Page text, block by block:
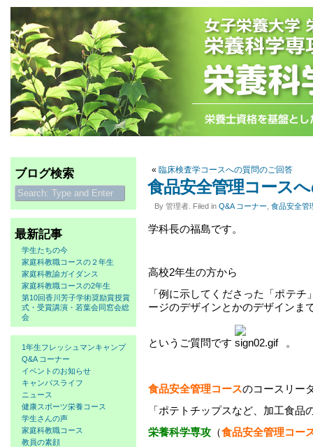
ブログ検索
最新記事
学生たちの今
家庭科教職コースの２年生
家庭科教諭ガイダンス
家庭科教職コースの2年生
第10回香川芳子学術奨励賞授賞
式・受賞講演・若葉会同窓会総
会
1年生フレッシュマンキャンプ
Q&A コーナー
イベントのお知らせ
キャンパスライフ
ニュース
健康スポーツ栄養コース
学生さんの声
家庭科教職コース
教員の素顔
« 臨床検査学コースへの質問のご回答
食品安全管理コース
By 管理者. Filed in Q&A コーナー 食品安全管
学科長の福島です。
高校2年生の方から
「例に示してくださった「ポテ
ージのデザインとかのデザインま
というご質問です 。
食品安全管理コースのコースリー
「ポテトチップスなど、加工食品
栄養科学専攻（食品安全管理コー